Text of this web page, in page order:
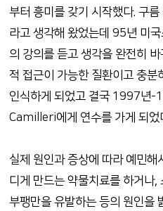
부터 흥미를 갖기 시작했다. 구
라고 생각해 왔었는데 95년 미
의 강의를 듣고 생각을 완전히
적 접근이 가능한 질환이고 충분
인식하게 되었고 결국 1997년
Camilleri에게 연수를 가게 되었
실제 원인과 증상에 따라 예민해
디게 만드는 약물치료를 하거나,
부팽만을 유발하는 등의 원인을